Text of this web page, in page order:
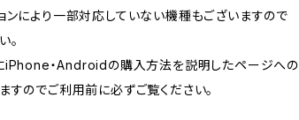
ンにより一部対応していない機種もございますので
。
iPhone・Androidの購入方法を説明したページへの
すのでご利用前に必ずご覧ください。